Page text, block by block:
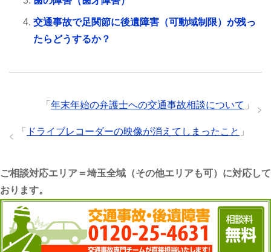
交通事故で足関節に後遺障害（可動域制限）が残っ
たらどうするか？
「 年末年始の弁護士への交通事故相談について 」
「 ドライブレコーダーの映像が消えてしまったこと 」
ご相談対応エリア＝埼玉全域（その他エリアも可）に対応して
おります。